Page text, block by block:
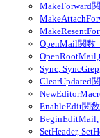
MakeForward
OpenMail関数
Sync,
ClearUpdated
EnableEdit関
SetHeader,